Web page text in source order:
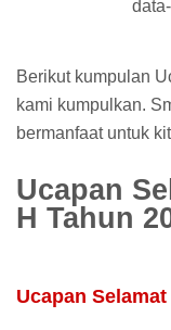
Berikut kumpulan
kami kumpulkan.
bermanfaat untuk
Ucapan
H Tahun
Ucapan